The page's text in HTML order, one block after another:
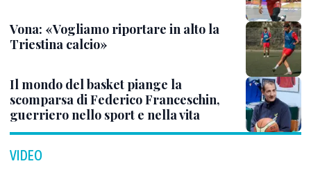
Vona: «Vogliamo riportare in alto la
Triestina calcio»
Il mondo del basket piange la
scomparsa di Federico Franceschin,
guerriero nello sport e nella vita
VIDEO